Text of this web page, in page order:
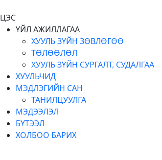
ЦЭС
ҮЙЛ АЖИЛЛАГАА
ХУУЛЬ ЗҮЙН ЗӨВЛӨГӨӨ
ТӨЛӨӨЛӨЛ
ХУУЛЬ ЗҮЙН СУРГАЛТ, СУДАЛГАА
ХУУЛЬЧИД
МЭДЛЭГИЙН САН
ТАНИЛЦУУЛГА
МЭДЭЭЛЭЛ
БҮТЭЭЛ
ХОЛБОО БАРИХ